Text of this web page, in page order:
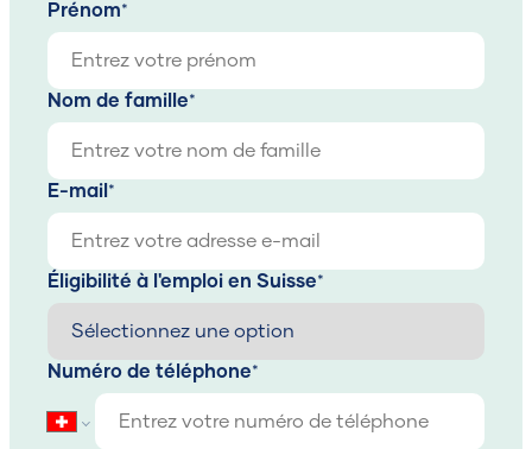
Prénom
Nom de famille
E-mail
Éligibilité à l'emploi en Suisse
Numéro de téléphone